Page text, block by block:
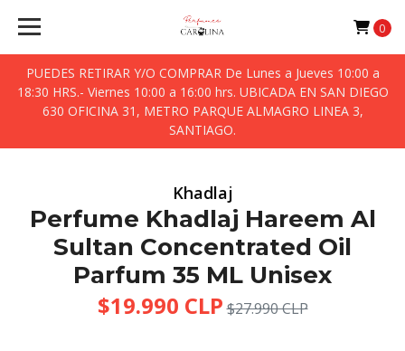
PUEDES RETIRAR Y/O COMPRAR De Lunes a Jueves 10:00 a
18:30 HRS.- Viernes 10:00 a 16:00 hrs. UBICADA EN SAN DIEGO
630 OFICINA 31, METRO PARQUE ALMAGRO LINEA 3,
SANTIAGO.
0
Khadlaj
Perfume Khadlaj Hareem Al
Sultan Concentrated Oil
Parfum 35 ML Unisex
$19.990 CLP $27.990 CLP